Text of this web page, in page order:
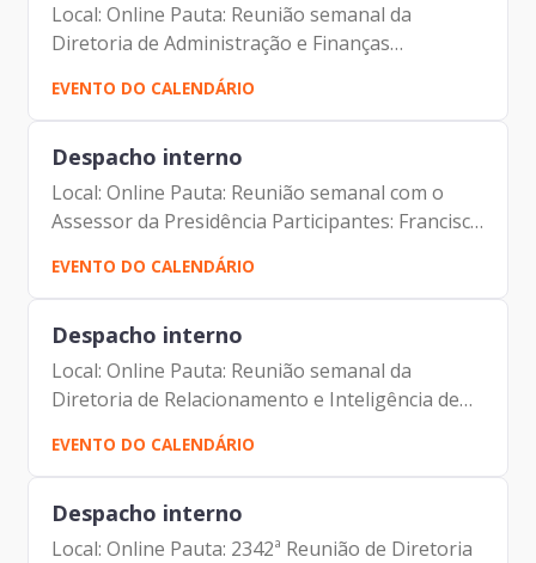
Local: Online Pauta: Reunião semanal da
Diretoria de Administração e Finanças
Participantes: Francisco de Padovan Forbes (
Presidente da Prodam) Luciano Felipe de Paula
Capato (Diretor de...
EVENTO DO CALENDÁRIO
Despacho interno
Local: Online Pauta: Reunião semanal com o
Assessor da Presidência Participantes: Francisco
de Padovan Forbes ( Presidente da Prodam)
André Tomiatto de Oliveira (Assessor da
Presidência da...
EVENTO DO CALENDÁRIO
Despacho interno
Local: Online Pauta: Reunião semanal da
Diretoria de Relacionamento e Inteligência de
Padovan Forbes ( Presidente da Prodam) Elias
Fares Hadi (Diretor de...
EVENTO DO CALENDÁRIO
Despacho interno
Local: Online Pauta: 2342ª Reunião de Diretoria